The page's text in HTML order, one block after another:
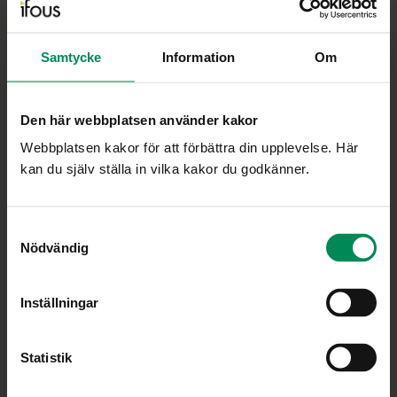
Samtycke Information Om
Den här webbplatsen använder kakor
Webbplatsen kakor för att förbättra din upplevelse. Här
kan du själv ställa in vilka kakor du godkänner.
Nödvändig
Inställningar
Statistik
Minskar gapet mellan praktik och forskning
en utbildning som vilar på vetenskaplig grund och
Personuppgiftspolicy
Bli medlem